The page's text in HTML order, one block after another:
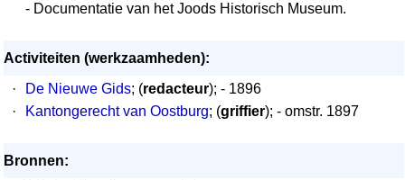
- Documentatie van het Joods Historisch Museum.
Activiteiten (werkzaamheden):
·
De Nieuwe Gids; (redacteur); - 1896
·
Kantongerecht van Oostburg; (griffier); - omstr. 1897
Bronnen: